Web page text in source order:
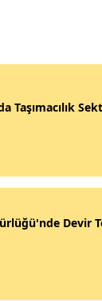
Taşımacılık
Devir